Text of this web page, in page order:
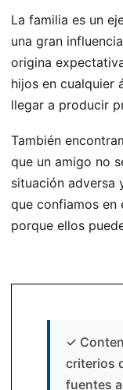
La familia es un
una gran
origina
hijos en cualquier
llegar a producir
También
que un amigo no
situación adversa
que confiamos en
porque ellos
✓
criterios
fuentes